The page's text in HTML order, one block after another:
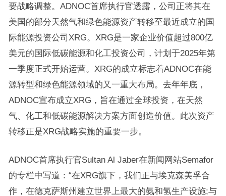
要战略调整。ADNOC首席执行官透露，公司正将其在
美国的部分天然气和绿色能源资产转移至最近成立的国
际能源投资公司XRG。XRG是一家企业价值超过800亿
美元的国际低碳能源和化工投资公司，计划于2025年第
一季度正式开始运营。XRG的成立标志着ADNOC在能
源转型和绿色能源领域的又一重大布局。去年年底，
ADNOC宣布成立XRG，旨在通过全球投资，在天然
气、化工和低碳能源解决方案方面创造价值。此次资产
转移正是XRG战略实施的重要一步。
ADNOC首席执行官Sultan Al Jaber在新闻网站Semafor
的专栏中写道：“在XRG旗下，我们正与埃克森美孚合
作，在德克萨斯州建立世界上最大的氨和氢生产设施;与